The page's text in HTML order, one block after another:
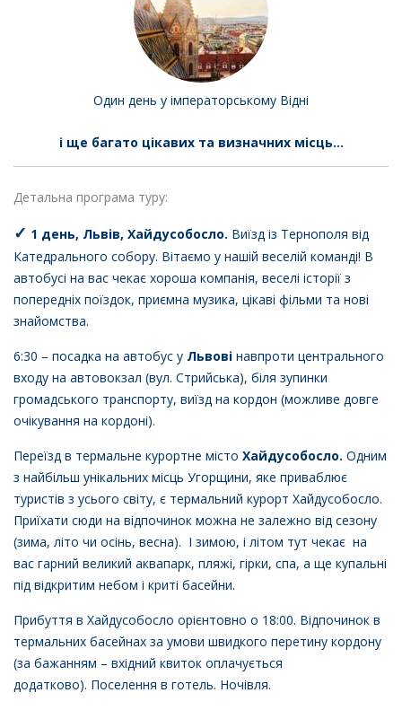
Один день у імператорському Відні
і ще багато цікавих та визначних місць...
Детальна програма туру:
✓ 1 день, Львів, Хайдусобосло. Виїзд із Тернополя від
Катедрального собору. Вітаємо у нашій веселій команді! В
автобусі на вас чекає хороша компанія, веселі історії з
попередніх поїздок, приємна музика, цікаві фільми та нові
знайомства.
6:30 – посадка на автобус у Львові навпроти центрального
входу на автовокзал (вул. Стрийська), біля зупинки
громадського транспорту, виїзд на кордон (можливе довге
очікування на кордоні).
Переїзд в термальне курортне місто Хайдусобосло. Одним
з найбільш унікальних місць Угорщини, яке приваблює
туристів з усього світу, є термальний курорт Хайдусобосло.
Приїхати сюди на відпочинок можна не залежно від сезону
(зима, літо чи осінь, весна). І зимою, і літом тут чекає на
вас гарний великий аквапарк, пляжі, гірки, спа, а ще купальні
під відкритим небом і криті басейни.
Прибуття в Хайдусобосло орієнтовно о 18:00. Відпочинок в
термальних басейнах за умови швидкого перетину кордону
(за бажанням – вхідний квиток оплачується
додатково). Поселення в готель. Ночівля.